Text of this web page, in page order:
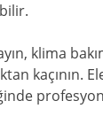
klima
kaçının.